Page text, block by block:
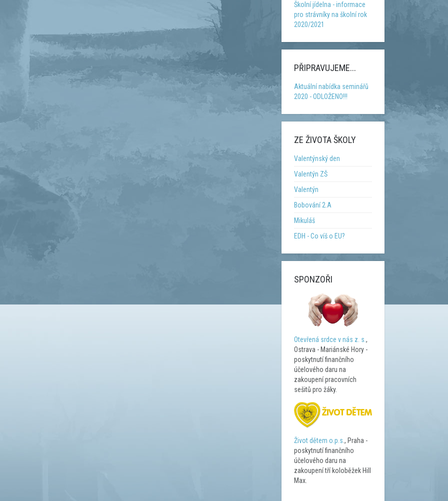
Školní jídelna - informace
pro strávníky na školní rok
2020/2021
PŘIPRAVUJEME...
Aktuální nabídka seminářů
2020 - ODLOŽENO!!!
ZE ŽIVOTA ŠKOLY
Valentýnský den
Valentýn ZŠ
Valentýn
Bobování 2.A
Mikuláš
EDH - Co víš o EU?
SPONZOŘI
Otevřená srdce v nás z. s. ,
Ostrava - Mariánské Hory -
poskytnutí finančního
účelového daru na
zakoupení pracovních
sešitů pro žáky.
Život dětem o.p.s ., Praha -
poskytnutí finančního
účelového daru na
zakoupení tří koloběžek Hill
Max.